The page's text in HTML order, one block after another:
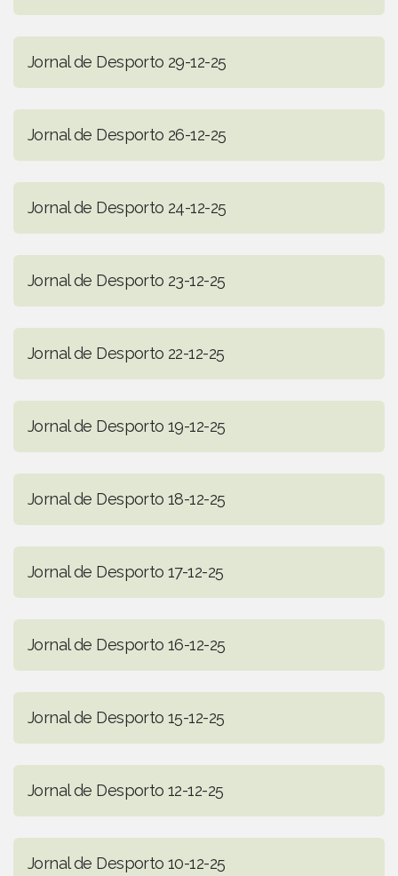
Jornal de Desporto 29-12-25
Jornal de Desporto 26-12-25
Jornal de Desporto 24-12-25
Jornal de Desporto 23-12-25
Jornal de Desporto 22-12-25
Jornal de Desporto 19-12-25
Jornal de Desporto 18-12-25
Jornal de Desporto 17-12-25
Jornal de Desporto 16-12-25
Jornal de Desporto 15-12-25
Jornal de Desporto 12-12-25
Jornal de Desporto 10-12-25